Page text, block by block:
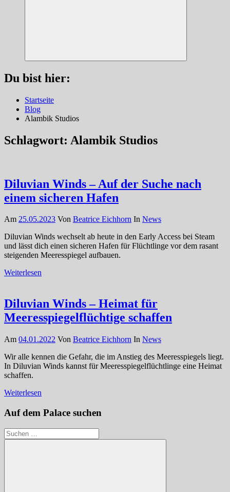
Suchen
Du bist hier:
Startseite
Blog
Alambik Studios
Schlagwort: Alambik Studios
Diluvian Winds – Auf der Suche nach
einem sicheren Hafen
Am 25.05.2023 Von Beatrice Eichhorn In News
Diluvian Winds wechselt ab heute in den Early Access bei Steam
und lässt dich einen sicheren Hafen für Flüchtlinge vor dem rasant
steigenden Meeresspiegel aufbauen.
Weiterlesen
Diluvian Winds – Heimat für
Meeresspiegelflüchtige schaffen
Am 04.01.2022 Von Beatrice Eichhorn In News
Wir alle kennen die Gefahr, die im Anstieg des Meeresspiegels liegt.
In Diluvian Winds kannst für Meeresspiegelflüchtlinge eine Heimat
schaffen.
Weiterlesen
Auf dem Palace suchen
Suchen
nach: